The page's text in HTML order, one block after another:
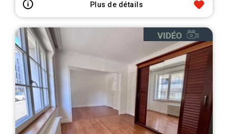
Plus de détails